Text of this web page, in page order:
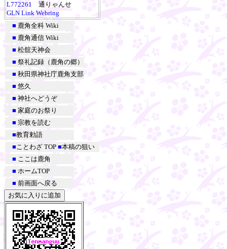
L772261 通りゃんせ
GLN Link Webring
■ 鹿角全科 Wiki
■ 鹿角通信 Wiki
■ 松舘天神会
■ 祭礼記録（鹿角の郷）
■ 秋田県神社庁鹿角支部
■ 悠久
■ 神社へどうぞ
■ 家庭のお祭り
■ 宗教を読む
■教育勅語
■ことわざ TOP ■本稿の狙い
■ ここは鹿角
■ ホームTOP
■ 前画面へ戻る
お気に入りに追加